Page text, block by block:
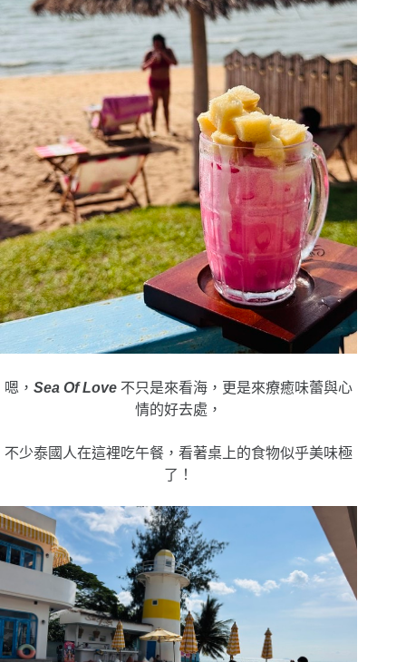
嗯，Sea Of Love 不只是來看海，更是來療癒味蕾與心
情的好去處，
不少泰國人在這裡吃午餐，看著桌上的食物似乎美味極
了！